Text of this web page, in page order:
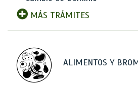
MÁS TRÁMITES
ALIMENTOS Y